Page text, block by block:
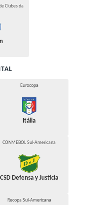
Clubes da
Eurocopa
Itália
CONMEBOL Sul-Americana
CSD Defensa y Justicia
Recopa Sul-Americana